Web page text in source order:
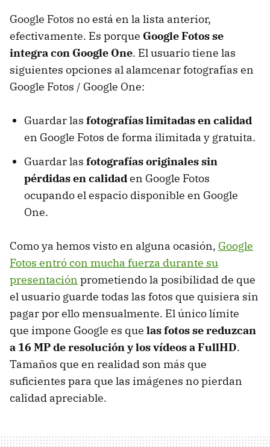
Google Fotos no está en la lista anterior,
efectivamente. Es porque Google Fotos se
integra con Google One. El usuario tiene las
siguientes opciones al alamcenar fotografías en
Google Fotos / Google One:
Guardar las fotografías limitadas en calidad
en Google Fotos de forma ilimitada y gratuita.
Guardar las fotografías originales sin
pérdidas en calidaden Google Fotos
ocupando el espacio disponible en Google
One.
Como ya hemos visto en alguna ocasión, Google
Fotos entró con mucha fuerza durante su
presentación prometiendo la posibilidad de que
el usuario guarde todas las fotos que quisiera sin
pagar por ello mensualmente. El único límite
que impone Google es que las fotos se reduzcan
a 16 MP de resolución y los vídeos a FullHD.
Tamaños que en realidad son más que
suficientes para que las imágenes no pierdan
calidad apreciable.